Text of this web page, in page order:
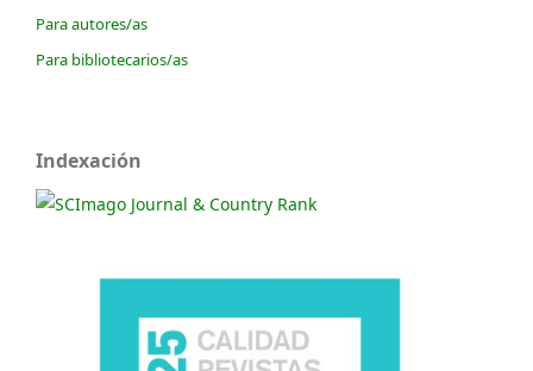
Para autores/as
Para bibliotecarios/as
Indexación